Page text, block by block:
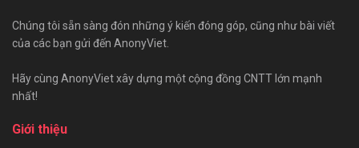
Chúng tôi sẵn sàng đón những ý kiến đóng góp, cũng như bài viết
của các bạn gửi đến AnonyViet.
Hãy cùng AnonyViet xây dựng một cộng đồng CNTT lớn mạnh
nhất!
Giới thiệu